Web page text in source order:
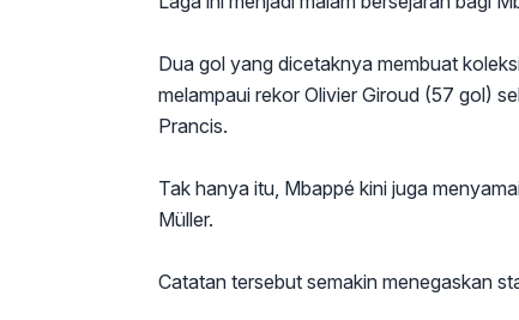
Dua gol yang dicetaknya membuat
melampaui rekor Olivier Giroud (57 gol)
Prancis.
Tak hanya itu, Mbappé kini juga
Müller.
Catatan tersebut semakin menegaskan